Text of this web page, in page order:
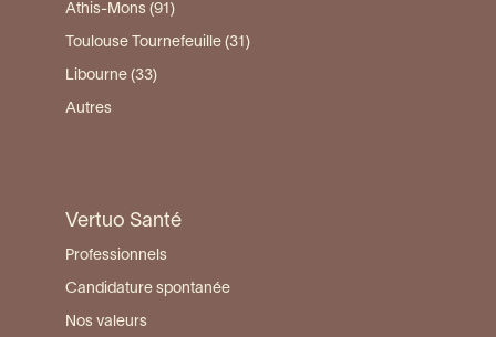
Athis-Mons (91)
Toulouse Tournefeuille (31)
Libourne (33)
Autres
Vertuo Santé
Professionnels
Candidature spontanée
Nos valeurs